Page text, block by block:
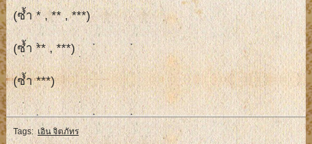
(ซ้ำ * , ** , ***)
(ซ้ำ ** , ***)
(ซ้ำ ***)
Tags: เอิน จิตภัทร